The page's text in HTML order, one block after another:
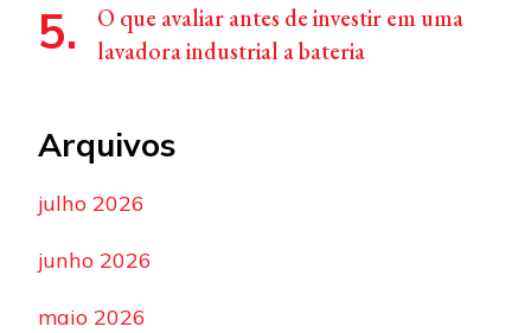
O que avaliar antes de investir em uma
lavadora industrial a bateria
Arquivos
julho 2026
junho 2026
maio 2026